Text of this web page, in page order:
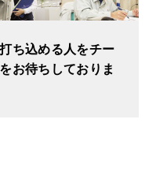
ち込める人をチー
お待ちしておりま